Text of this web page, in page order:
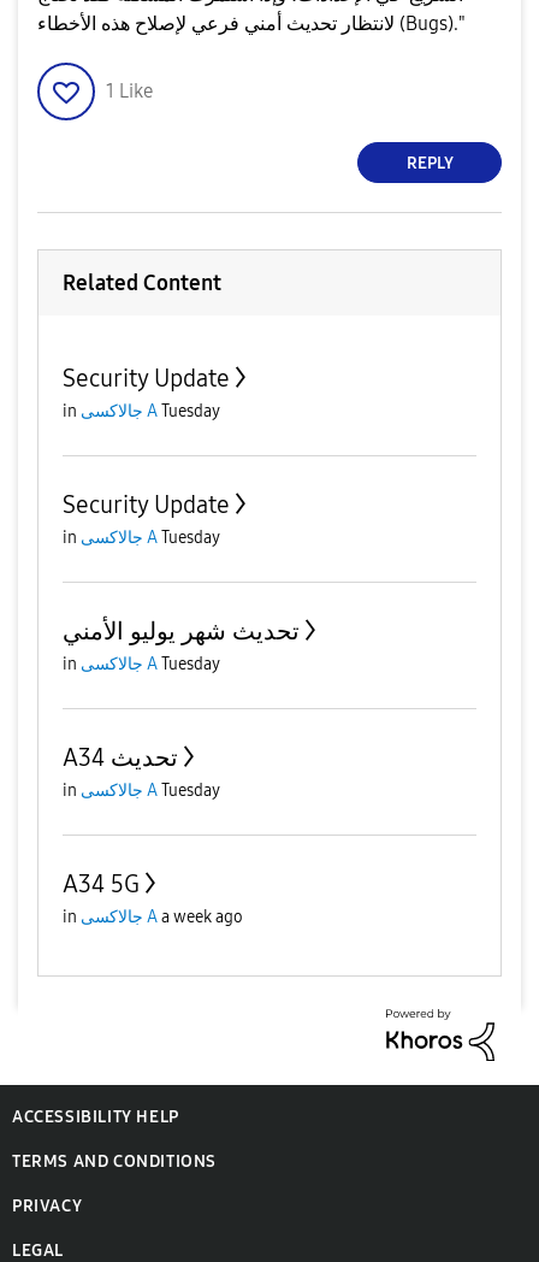
لانتظار تحديث أمني فرعي لإصلاح هذه الأخطاء (Bugs)."
1 Like
REPLY
Related Content
Security Update
in جالاكسى ATuesday
Security Update
in جالاكسى ATuesday
تحديث شهر يوليو الأمني
in جالاكسى ATuesday
A34 تحديث
in جالاكسى ATuesday
A34 5G
in جالاكسى Aa week ago
ACCESSIBILITY HELP
TERMS AND CONDITIONS
PRIVACY
LEGAL